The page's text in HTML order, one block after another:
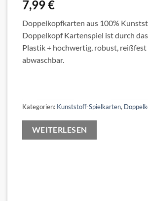
7,99€
Doppelkopfkarten aus 100%
Doppelkopf Kartenspiel ist durch
Plastik + hochwertig, robust, reißfest
abwaschbar.
Kategorien: Kunststoff-Spielkarten,
WEITERLESEN